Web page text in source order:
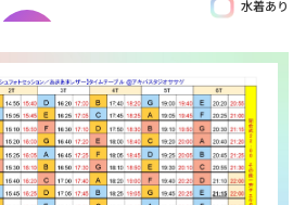
8/10
Birthday
8/2
水着あり